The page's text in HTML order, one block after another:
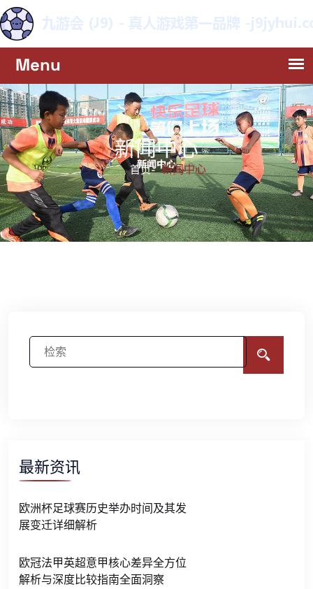
新闻中心
首页- 新闻中心
最新资讯
欧洲杯足球赛历史举办时间及其发
展变迁详细解析
欧冠法甲英超意甲核心差异全方位
解析与深度比较指南全面洞察